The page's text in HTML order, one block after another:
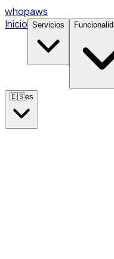
whopaws
Inicio Servicios
🇪🇸es